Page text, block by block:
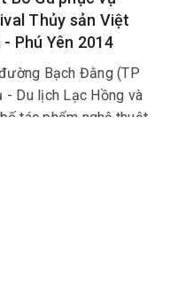
Thủy sản Việt
- Phú Yên 2014
Bạch Đằng (TP
- Du lịch Lạc Hồng và
tác phẩm nghệ thuật